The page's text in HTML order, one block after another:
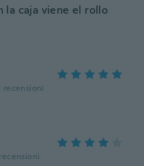
la caja viene el rollo
recensioni
recensioni